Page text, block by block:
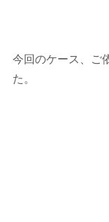
今回のケース、ご
た。